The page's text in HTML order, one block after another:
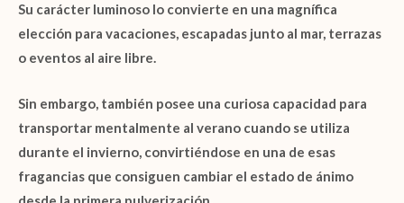
Su carácter luminoso lo convierte en una magnífica
elección para vacaciones, escapadas junto al mar, terrazas
o eventos al aire libre.
Sin embargo, también posee una curiosa capacidad para
transportar mentalmente al verano cuando se utiliza
durante el invierno, convirtiéndose en una de esas
fragancias que consiguen cambiar el estado de ánimo